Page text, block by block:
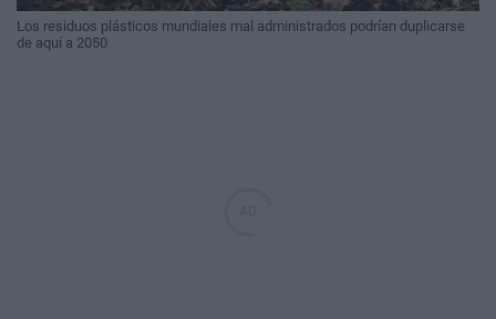
Los residuos plásticos mundiales mal administrados podrían duplicarse
de aquí a 2050